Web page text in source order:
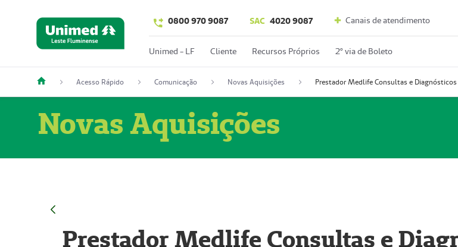
0800 970 9087 SAC 4020 9087 Canais de atendimento
Unimed - LF Cliente Recursos Próprios 2º via de Boleto
Acesso Rápido Comunicação Novas Aquisições
Novas Aquisições
Prestador Medlife Consultas e